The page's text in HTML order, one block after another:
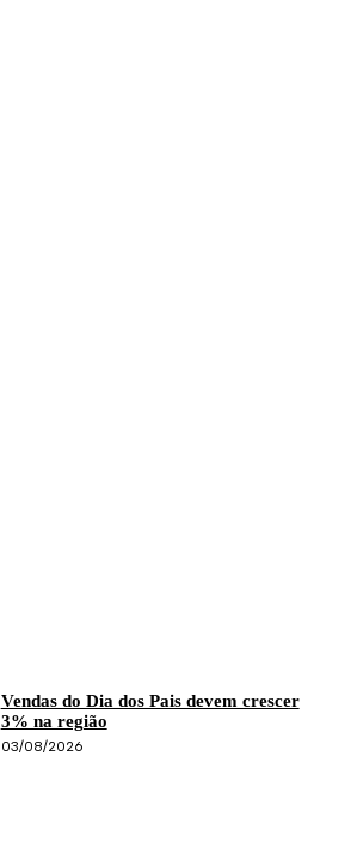
Vendas do Dia dos Pais devem crescer
3% na região
03/08/2026